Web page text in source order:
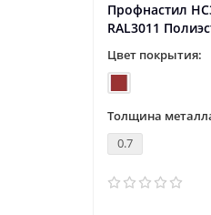
Профнастил
RAL3011
Цвет покрытия:
Толщина
0.7